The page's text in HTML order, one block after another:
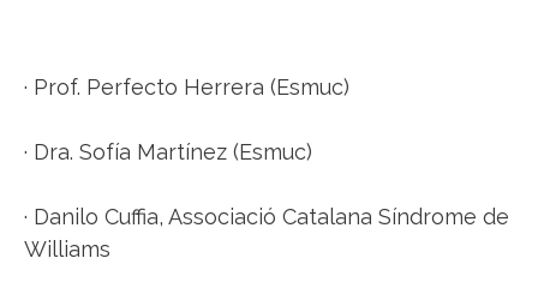
· Prof. Perfecto Herrera (Esmuc)
· Dra. Sofía Martínez (Esmuc)
· Danilo Cuffia, Associació Catalana Síndrome de
Williams